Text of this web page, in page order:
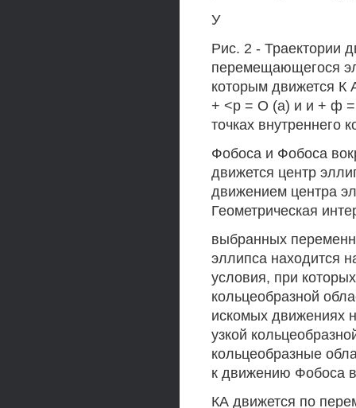
У
Рис. 2 - Траектории
перемещающегося
которым движется К
+ <р = О (а) и и + ф =
точках внутреннего
Фобоса и Фобоса
движется центр
движением центра
Геометрическая
выбранных
эллипса находится
условия, при
кольцеобразной
искомых движениях
узкой
кольцеобразные
к движению Фобоса
КА движется по